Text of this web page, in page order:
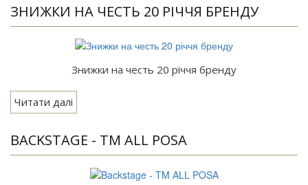
ЗНИЖКИ НА ЧЕСТЬ 20 РІЧЧЯ БРЕНДУ
Знижки на честь 20 річчя бренду
Читати далі
BACKSTAGE - TM ALL POSA